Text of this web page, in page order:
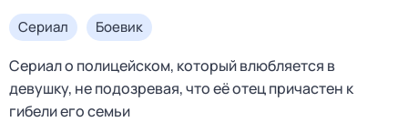
Сериал Боевик
Сериал о полицейском, который влюбляется в
девушку, не подозревая, что её отец причастен к
гибели его семьи